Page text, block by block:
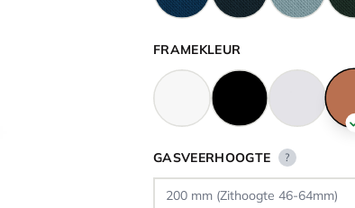
FRAMEKLEUR
GASVEERHOOGTE ?